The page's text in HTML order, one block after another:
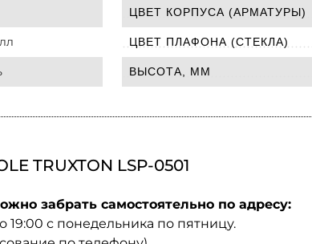
ЦВЕТ КОРПУСА (АРМАТУРЫ)
ЦВЕТ ПЛАФОНА (СТЕКЛА)
ВЫСОТА, ММ
TRUXTON LSP-0501
забрать самостоятельно по адресу:
19:00 с понедельника по пятницу.